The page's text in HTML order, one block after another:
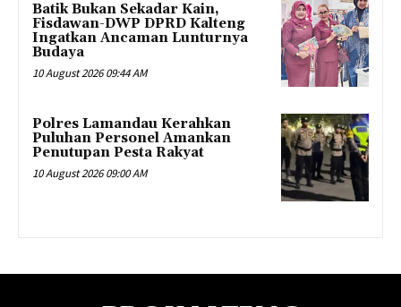
Batik Bukan Sekadar Kain,
Fisdawan-DWP DPRD Kalteng
Ingatkan Ancaman Lunturnya
Budaya
10 August 2026 09:44 AM
Polres Lamandau Kerahkan
Puluhan Personel Amankan
Penutupan Pesta Rakyat
10 August 2026 09:00 AM